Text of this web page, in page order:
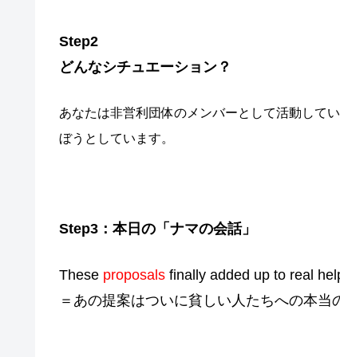
Step2
どんなシチュエーション？
あなたは非営利団体のメンバーとして活動して
ぼうとしています。
Step3：本日の「ナマの会話」
These proposals finally added up to real
＝あの提案はついに貧しい人たちへの本当